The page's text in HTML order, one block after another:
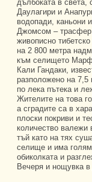
дълбоката в света,
Даулагири и
водопади, каньони
Джомсом –
живописно
на 2 800 метра
към селището
Кали Гандаки,
разположено на
по лека пътека и
Жителите на това
а сградите са в
плоски покриви и
количество валежи
тъй като на тях
селище и има
обиколката и
Вечеря и нощувка